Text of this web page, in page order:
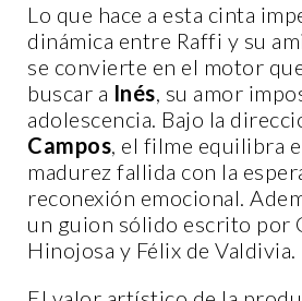
Lo que hace a esta cinta
dinámica entre Raffi y su
se convierte en el motor
buscar a Inés, su amor
adolescencia. Bajo la
Campos, el filme equilibra
madurez fallida con la
reconexión emocional.
un guion sólido escrito por
Hinojosa y Félix de Valdivia.